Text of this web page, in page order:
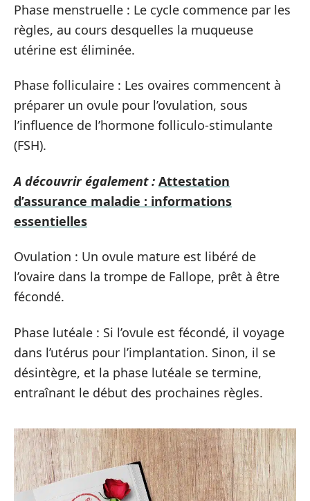
Phase menstruelle : Le cycle commence par les
règles, au cours desquelles la muqueuse
utérine est éliminée.
Phase folliculaire : Les ovaires commencent à
préparer un ovule pour l’ovulation, sous
l’influence de l’hormone folliculo-stimulante
(FSH).
A découvrir également : Attestation
d’assurance maladie : informations
essentielles
Ovulation : Un ovule mature est libéré de
l’ovaire dans la trompe de Fallope, prêt à être
fécondé.
Phase lutéale : Si l’ovule est fécondé, il voyage
dans l’utérus pour l’implantation. Sinon, il se
désintègre, et la phase lutéale se termine,
entraînant le début des prochaines règles.